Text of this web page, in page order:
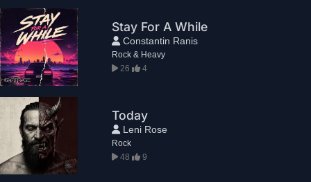
Stay For A While
Constantin Ranis
Rock & Heavy
26
4
Today
Leni Rose
Rock
48
9